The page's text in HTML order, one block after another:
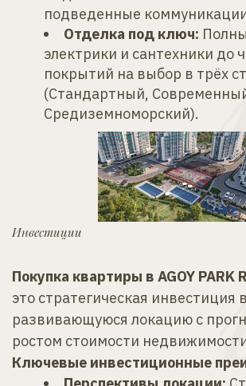
подведенные
Отделка под ключ:
электрики и сантехники до
покрытий на выбор в трёх
(Стандартный,
Средиземноморский).
Инвестиции
Покупка квартиры в AGOY PARK
это стратегическая инвестиция
развивающуюся локацию с
ростом стоимости
Ключевые инвестиционные